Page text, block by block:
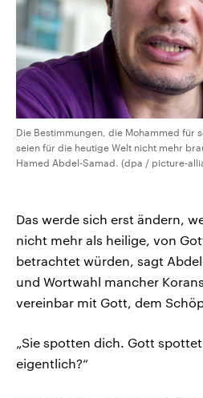
Die Bestimmungen, die Mohammed für
seien für die heutige Welt nicht mehr
Hamed Abdel-Samad. (dpa / picture-
Das werde sich erst ändern,
nicht mehr als heilige, von
betrachtet würden, sagt
und Wortwahl mancher
vereinbar mit Gott, dem
„Sie spotten dich. Gott
eigentlich?“